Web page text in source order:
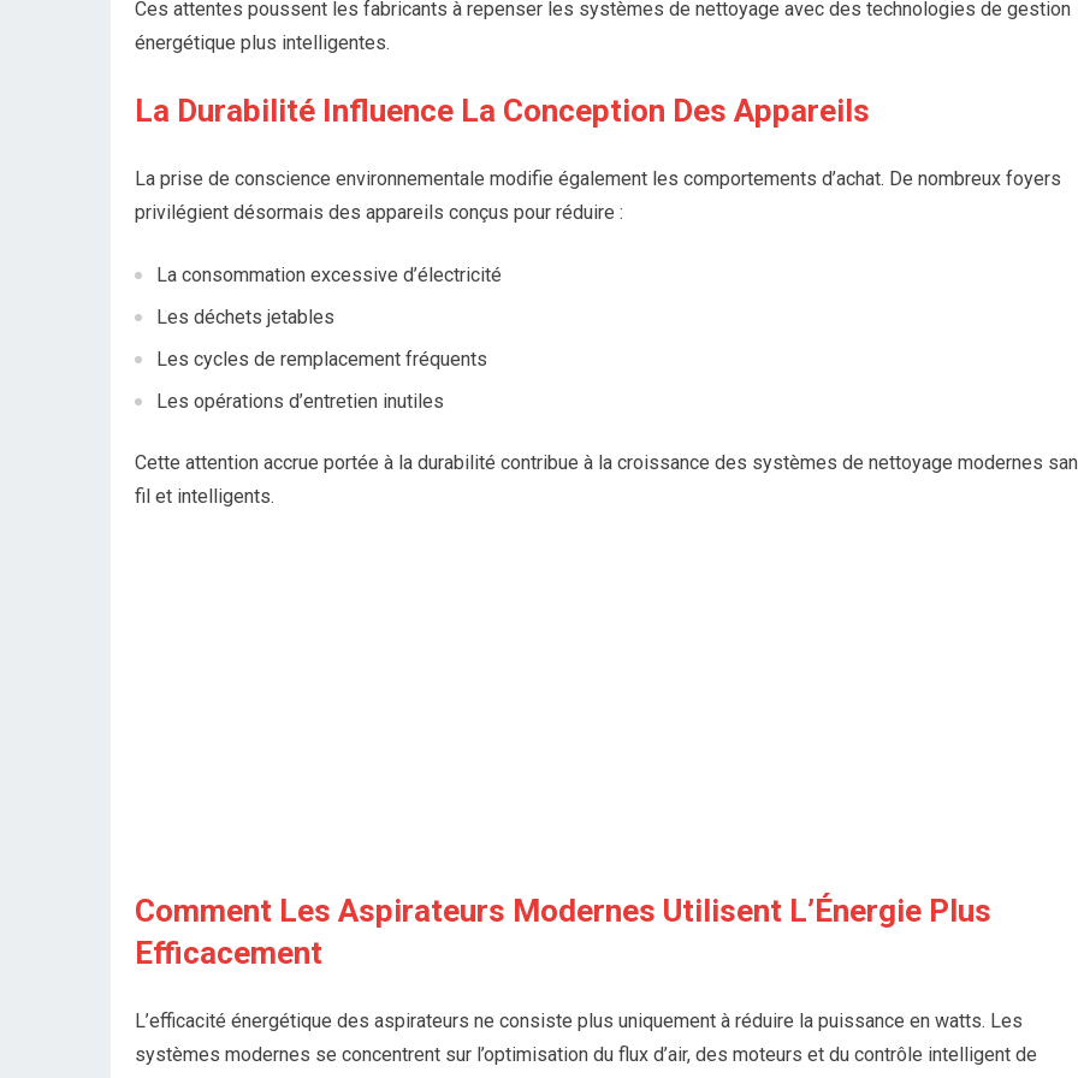
Ces attentes poussent les fabricants à repenser les systèmes de nettoyage avec des technologies de gestion
énergétique plus intelligentes.
La Durabilité Influence La Conception Des Appareils
La prise de conscience environnementale modifie également les comportements d’achat. De nombreux foyers
privilégient désormais des appareils conçus pour réduire :
La consommation excessive d’électricité
Les déchets jetables
Les cycles de remplacement fréquents
Les opérations d’entretien inutiles
Cette attention accrue portée à la durabilité contribue à la croissance des systèmes de nettoyage modernes
fil et intelligents.
Comment Les Aspirateurs Modernes Utilisent L’Énergie Plus
Efficacement
L’efficacité énergétique des aspirateurs ne consiste plus uniquement à réduire la puissance en watts. Les
systèmes modernes se concentrent sur l’optimisation du flux d’air, des moteurs et du contrôle intelligent de